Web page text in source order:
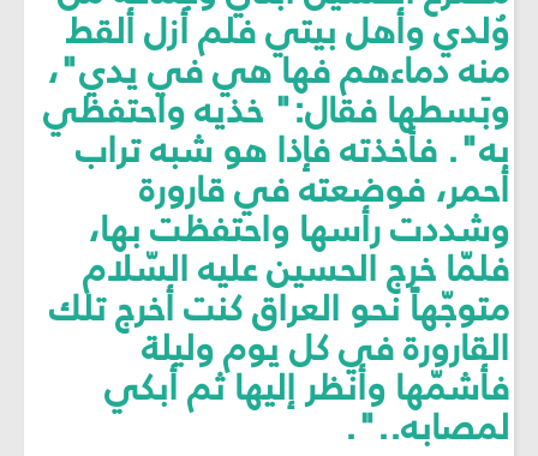
وُلدي وأهل بيتي فلم أزل ألقط
منه دماءهم فها هي في يدي"،
وبَسطها فقال:" خذيه واحتفظي
به". فأخذته فإذا هو شبه تراب
أحمر، فوضعته في قارورة
وشددت رأسها واحتفظت بها،
فلمّا خرج الحسين عليه السّلام
متوجّهاً نحو العراق كنت أخرج تلك
القارورة في كل يوم وليلة
فأشمّها وأنظر إليها ثم أبكي
لمصابه..".